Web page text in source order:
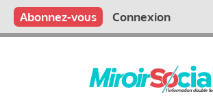
Aller
contenu
Main
Qui sommes nous ?
Vous publiez
Nous publions
Contactez-nous
Abonnez-vous Connexion